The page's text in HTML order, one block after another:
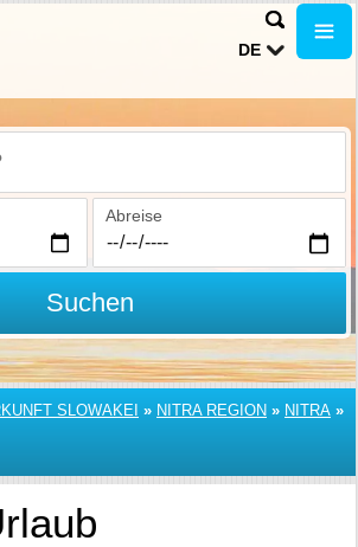
DE
Abreise
Suchen
SLOWAKEI » NITRA REGION » NITRA »